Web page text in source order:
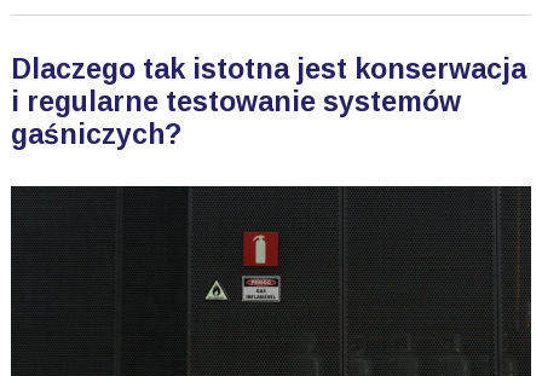
Dlaczego tak istotna jest konserwacja
i regularne testowanie systemów
gaśniczych?